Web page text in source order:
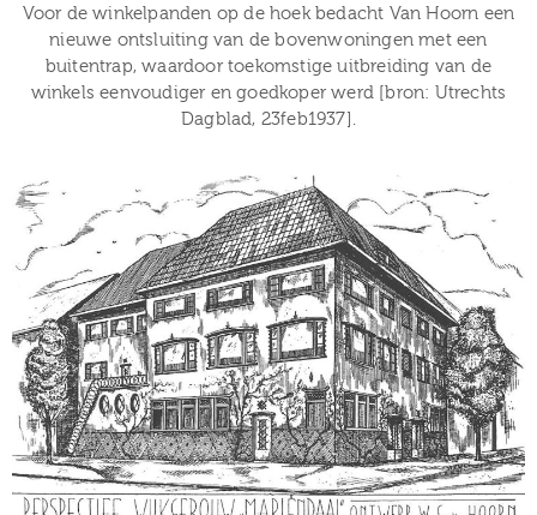
Voor de winkelpanden op de hoek bedacht Van Hoorn een
nieuwe ontsluiting van de bovenwoningen met een
buitentrap, waardoor toekomstige uitbreiding van de
winkels eenvoudiger en goedkoper werd [bron: Utrechts
Dagblad, 23feb1937].